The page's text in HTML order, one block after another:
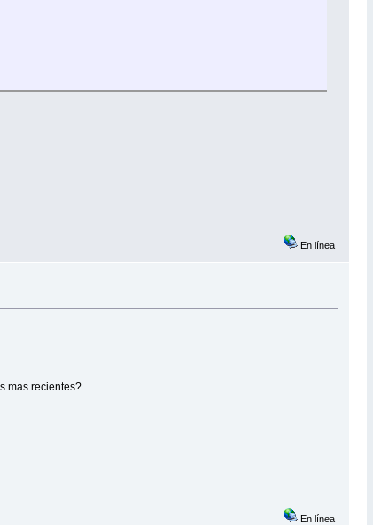
En línea
mas recientes?
En línea